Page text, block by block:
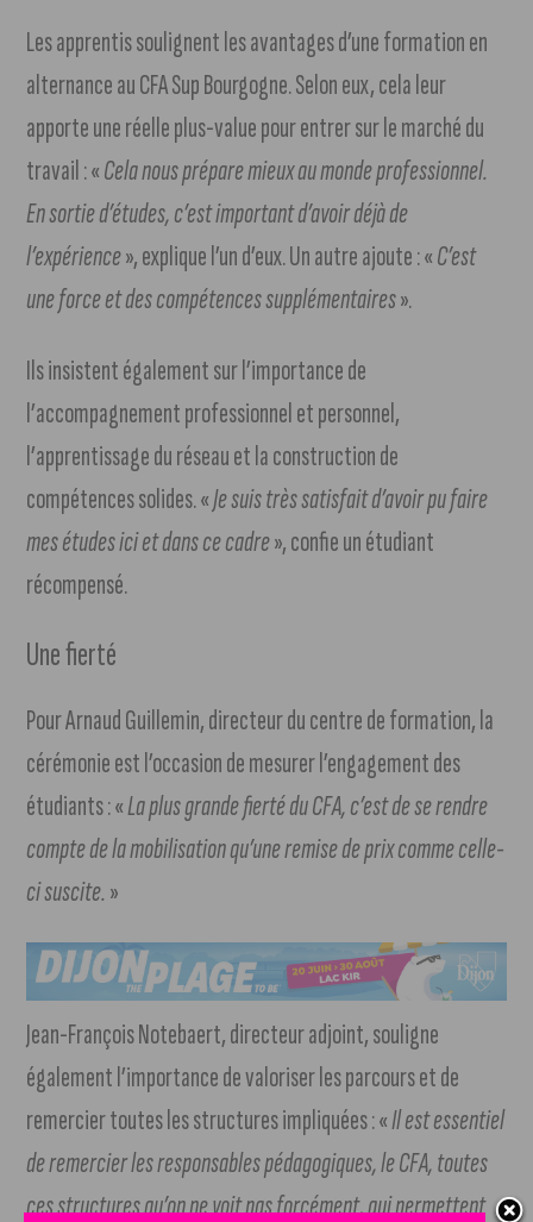
Les apprentis soulignent les avantages d’une formation en
alternance au CFA Sup Bourgogne. Selon eux, cela leur
apporte une réelle plus-value pour entrer sur le marché du
travail : «Cela nous prépare mieux au monde professionnel.
En sortie d’études, c’est important d’avoir déjà de
l’expérience», explique l’un d’eux. Un autre ajoute : «C’est
une force et des compétences supplémentaires».
Ils insistent également sur l’importance de
l’accompagnement professionnel et personnel,
l’apprentissage du réseau et la construction de
compétences solides. «Je suis très satisfait d’avoir pu faire
mes études ici et dans ce cadre», confie un étudiant
récompensé.
Une fierté
Pour Arnaud Guillemin, directeur du centre de formation, la
cérémonie est l’occasion de mesurer l’engagement des
étudiants : «La plus grande fierté du CFA, c’est de se rendre
compte de la mobilisation qu’une remise de prix comme celle-
ci suscite.»
Jean-François Notebaert, directeur adjoint, souligne
également l’importance de valoriser les parcours et de
remercier toutes les structures impliquées : «Il est essentiel
de remercier les responsables pédagogiques, le CFA, toutes
ces structures qu’on ne voit pas forcément, qui permettent